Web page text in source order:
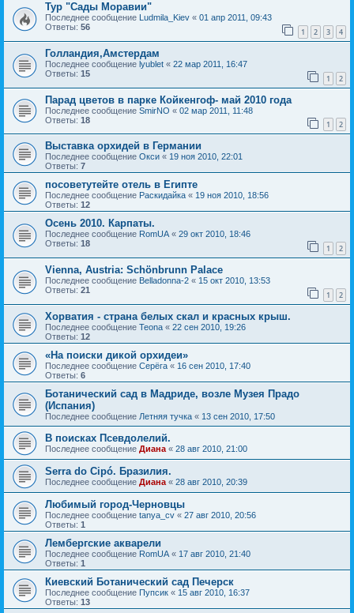
Тур "Сады Моравии"
Последнее сообщение Ludmila_Kiev « 01 апр 2011, 09:43
Ответы: 56 1 2 3 4
Голландия,Амстердам
Последнее сообщение lyublet « 22 мар 2011, 16:47
Ответы: 15 1 2
Парад цветов в парке Койкенгоф- май 2010 года
Последнее сообщение SmirNO « 02 мар 2011, 11:48
Ответы: 18 1 2
Выставка орхидей в Германии
Последнее сообщение Окси « 19 ноя 2010, 22:01
Ответы: 7
посоветутейте отель в Египте
Последнее сообщение Раскидайка « 19 ноя 2010, 18:56
Ответы: 12
Осень 2010. Карпаты.
Последнее сообщение RomUA« 29 окт 2010, 18:46
Ответы: 18 1 2
Vienna, Austria: Schönbrunn Palace
Последнее сообщение Belladonna-2 « 15 окт 2010, 13:53
Ответы: 21 1 2
Хорватия - страна белых скал и красных крыш.
Последнее сообщение Teona « 22 сен 2010, 19:26
Ответы: 12
«На поиски дикой орхидеи»
Последнее сообщение Серёга « 16 сен 2010, 17:40
Ответы: 6
Ботанический сад в Мадриде, возле Музея Прадо
(Испания)
Последнее сообщение Летняя тучка « 13 сен 2010, 17:50
В поисках Псевдолелий.
Последнее сообщение Диана « 28 авг 2010, 21:00
Serra do Cipó. Бразилия.
Последнее сообщение Диана « 28 авг 2010, 20:39
Любимый город-Черновцы
Последнее сообщение tanya_cv « 27 авг 2010, 20:56
Ответы: 1
Лембергские акварели
Последнее сообщение RomUA « 17 авг 2010, 21:40
Ответы: 1
Киевский Ботанический сад Печерск
Последнее сообщение Пупсик « 15 авг 2010, 16:37
Ответы: 13